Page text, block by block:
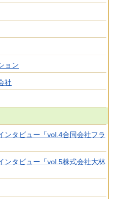
ョン
社
ンタビュー「vol.4合同会社フラ
ンタビュー「vol.5株式会社大林